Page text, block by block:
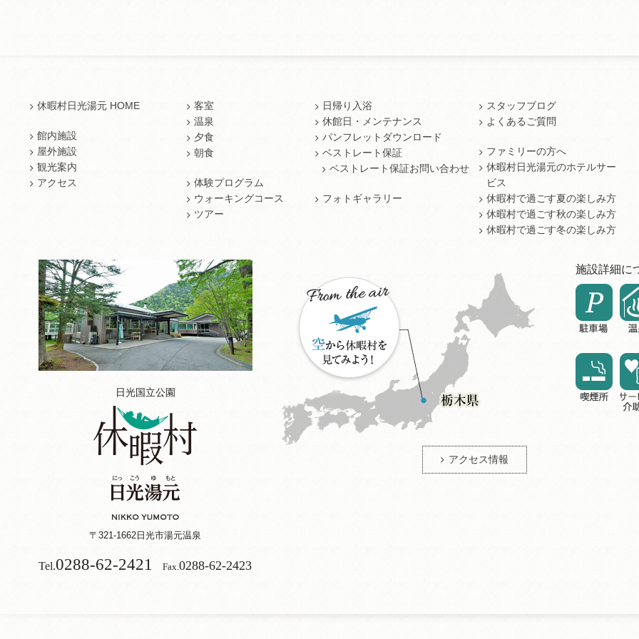
休暇村日光湯元 HOME
館内施設
屋外施設
観光案内
アクセス
客室
温泉
夕食
朝食
体験プログラム
ウォーキングコース
ツアー
日帰り入浴
休館日・メンテナンス
パンフレットダウンロード
ベストレート保証
ベストレート保証お問い合わせ
フォトギャラリー
スタッフブログ
よくあるご質問
ファミリーの方へ
休暇村日光湯元のホテルサー
ビス
休暇村で過ごす夏の楽しみ方
休暇村で過ごす秋の楽しみ方
休暇村で過ごす冬の楽しみ方
日光国立公園
〒321-1662日光市湯元温泉
Tel.0288-62-2421 Fax. 0288-62-2423
アクセス情報
施設詳細に